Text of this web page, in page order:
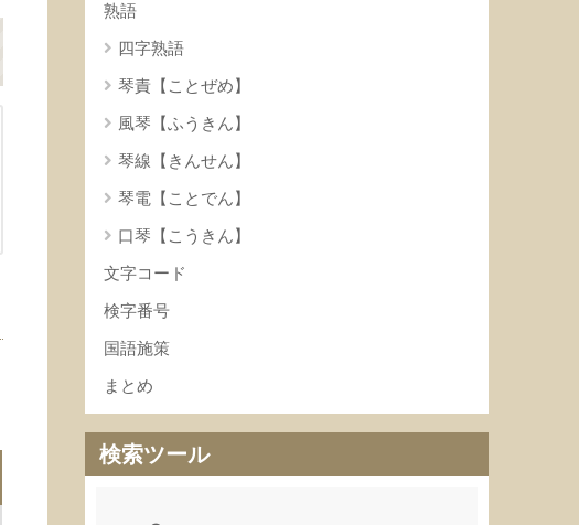
熟語
四字熟語
琴責【ことぜめ】
風琴【ふうきん】
琴線【きんせん】
琴電【ことでん】
口琴【こうきん】
文字コード
検字番号
国語施策
まとめ
検索ツール